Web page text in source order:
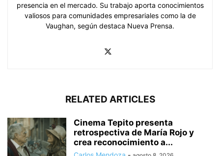
presencia en el mercado. Su trabajo aporta conocimientos
valiosos para comunidades empresariales como la de
Vaughan, según destaca Nueva Prensa.
RELATED ARTICLES
Cinema Tepito presenta
retrospectiva de María Rojo y
crea reconocimiento a...